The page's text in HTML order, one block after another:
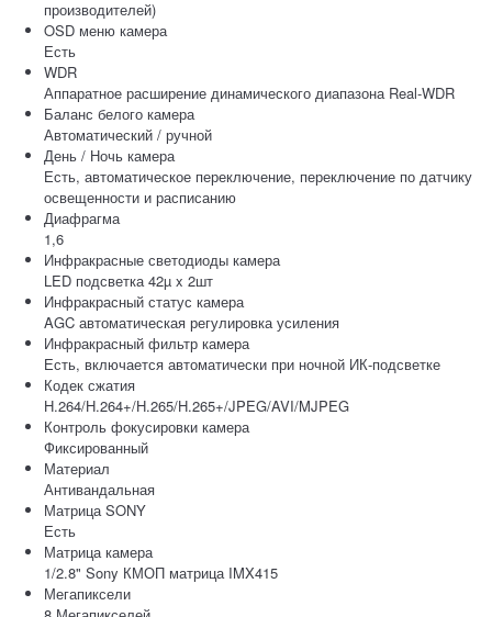
производителей)
OSD меню камера
Есть
WDR
Аппаратное расширение динамического диапазона Real-WDR
Баланс белого камера
Автоматический / ручной
День / Ночь камера
Есть, автоматическое переключение, переключение по датчику
освещенности и расписанию
Диафрагма
1,6
Инфракрасные светодиоды камера
LED подсветка 42µ x 2шт
Инфракрасный статус камера
AGC автоматическая регулировка усиления
Инфракрасный фильтр камера
Есть, включается автоматически при ночной ИК-подсветке
Кодек сжатия
H.264/H.264+/H.265/H.265+/JPEG/AVI/MJPEG
Контроль фокусировки камера
Фиксированный
Материал
Антивандальная
Матрица SONY
Есть
Матрица камера
1/2.8" Sony КМОП матрица IMX415
Мегапиксели